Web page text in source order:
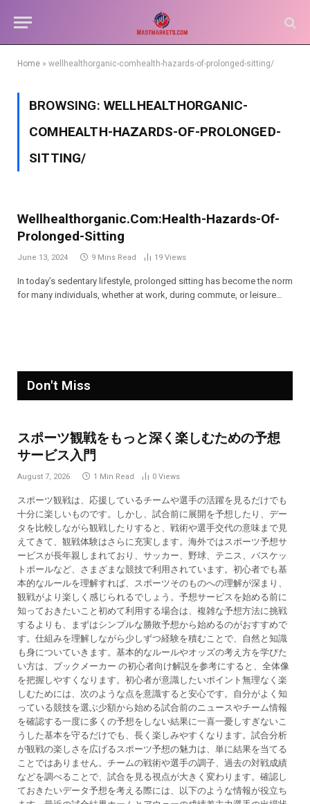
Home » wellhealthorganic-comhealth-hazards-of-prolonged-sitting/
BROWSING: WELLHEALTHORGANIC-
COMHEALTH-HAZARDS-OF-PROLONGED-
SITTING/
Wellhealthorganic.Com:Health-Hazards-Of-
Prolonged-Sitting
June 13, 2024 9 Mins Read 19 Views
In today’s sedentary lifestyle, prolonged sitting has become the norm
for many individuals, whether at work, during commute, or leisure…
Don't Miss
スポーツ観戦をもっと深く楽しむための予想
サービス入門
August 7, 2026 1 Min Read 0 Views
スポーツ観戦は、応援しているチームや選手の活躍を見るだけでも
十分に楽しいものです。しかし、試合前に展開を予想したり、デー
タを比較しながら観戦したりすると、戦術や選手交代の意味まで見
えてきて、観戦体験はさらに充実します。海外ではスポーツ予想サ
ービスが長年親しまれており、サッカー、野球、テニス、バスケッ
トボールなど、さまざまな競技で利用されています。初心者でも基
本的なルールを理解すれば、スポーツそのものへの理解が深まり、
観戦がより楽しく感じられるでしょう。予想サービスを始める前に
知っておきたいこと初めて利用する場合は、複雑な予想方法に挑戦
するよりも、まずはシンプルな勝敗予想から始めるのがおすすめで
す。仕組みを理解しながら少しずつ経験を積むことで、自然と知識
も身についていきます。基本的なルールやオッズの考え方を学びた
い方は、ブックメーカー の初心者向け解説を参考にすると、全体像
を把握しやすくなります。初心者が意識したいポイント無理なく楽
しむためには、次のような点を意識すると安心です。自分がよく知
っている競技を選ぶ少額から始める試合前のニュースやチーム情報
を確認する一度に多くの予想をしない結果に一喜一憂しすぎないこ
うした基本を守るだけでも、長く楽しみやすくなります。試合分析
が観戦の楽しさを広げるスポーツ予想の魅力は、単に結果を当てる
ことではありません。チームの戦術や選手の調子、過去の対戦成績
などを調べることで、試合を見る視点が大きく変わります。確認し
ておきたいデータ予想を考える際には、以下のような情報が役立ち